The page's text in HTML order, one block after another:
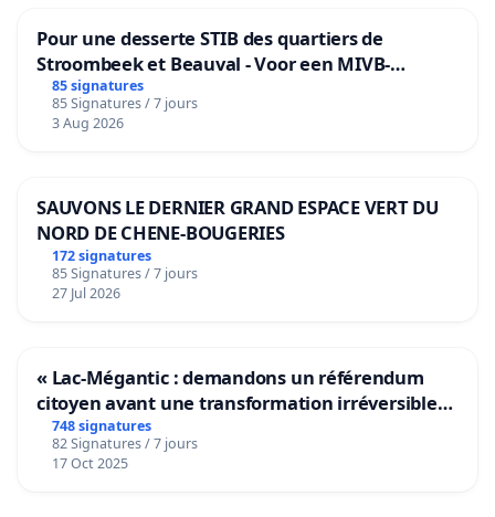
Pour une desserte STIB des quartiers de
Stroombeek et Beauval - Voor een MIVB-
bediening van de wijken Strombeek en Het
Voor
85 signatures
85 Signatures / 7 jours
3 Aug 2026
SAUVONS LE DERNIER GRAND ESPACE VERT DU
NORD DE CHENE-BOUGERIES
172 signatures
85 Signatures / 7 jours
27 Jul 2026
« Lac-Mégantic : demandons un référendum
citoyen avant une transformation irréversible
de notre territoire »
748 signatures
82 Signatures / 7 jours
17 Oct 2025